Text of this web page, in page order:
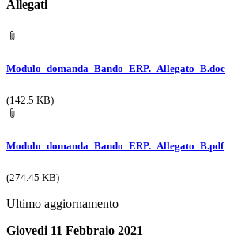
Allegati
Modulo_domanda_Bando_ERP._Allegato_B.doc
(142.5 KB)
Modulo_domanda_Bando_ERP._Allegato_B.pdf
(274.45 KB)
Ultimo aggiornamento
Giovedi 11 Febbraio 2021